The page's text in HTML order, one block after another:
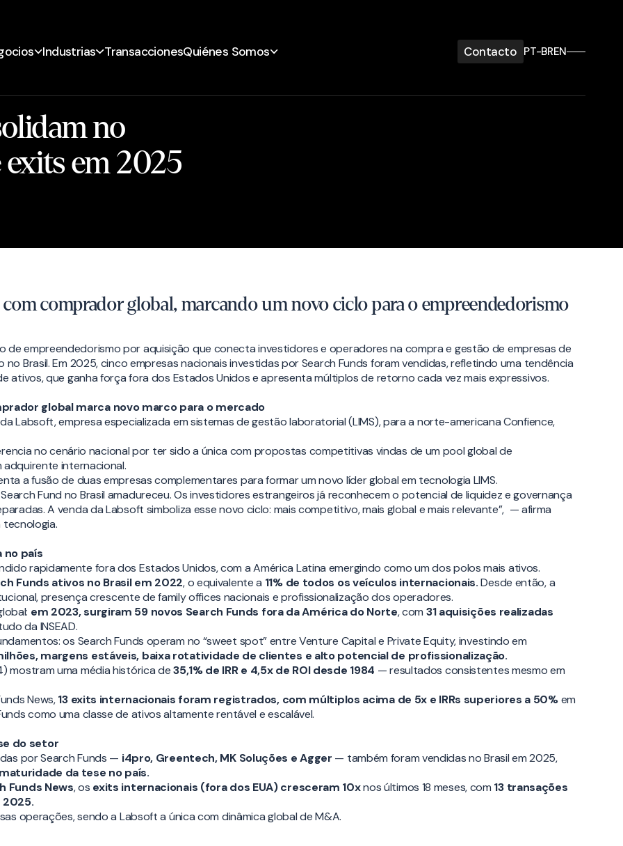
Industrias TransaccionesQuiénes Somos Contacto PT-BREN
no
exits em 2025
com comprador global, marcando um novo ciclo para o empreendedorismo
de empreendedorismo por aquisição que conecta investidores e operadores na compra e gestão de empresas de
Brasil. Em 2025, cinco empresas nacionais investidas por Search Funds foram vendidas, refletindo uma tendência
ativos, que ganha força fora dos Estados Unidos e apresenta múltiplos de retorno cada vez mais expressivos.
global marca novo marco para o mercado
Labsoft, empresa especializada em sistemas de gestão laboratorial (LIMS), para a norte-americana Confience,
no cenário nacional por ter sido a única com propostas competitivas vindas de um pool global de
internacional.
a fusão de duas empresas complementares para formar um novo líder global em tecnologia LIMS.
Fund no Brasil amadureceu. Os investidores estrangeiros já reconhecem o potencial de liquidez e governança
A venda da Labsoft simboliza esse novo ciclo: mais competitivo, mais global e mais relevante”, — afirma
tecnologia.
no país
rapidamente fora dos Estados Unidos, com a América Latina emergindo como um dos polos mais ativos.
Funds ativos no Brasil em 2022, o equivalente a 11% de todos os veículos internacionais.Desde então, a
presença crescente de family offices nacionais e profissionalização dos operadores.
em 2023, surgiram 59 novos Search Funds fora da América do Norte, com 31 aquisições realizadas
da INSEAD.
os Search Funds operam no “sweet spot” entre Venture Capital e Private Equity, investindo em
margens estáveis, baixa rotatividade de clientes e alto potencial de profissionalização.
mostram uma média histórica de35,1% de IRR e 4,5x de ROI desde 1984 — resultados consistentes mesmo em
News,13 exits internacionais foram registrados, com múltiplos acima de 5x e IRRs superiores a 50%em
como uma classe de ativos altamente rentável e escalável.
do setor
por Search Funds — i4pro, Greentech, MK Soluções e Agger — também foram vendidas no Brasil em 2025,
da tese no país.
Funds News, os exits internacionais (fora dos EUA) cresceram 10xnos últimos 18 meses, com 13 transações
operações, sendo a Labsoft a única com dinâmica global de M&A.